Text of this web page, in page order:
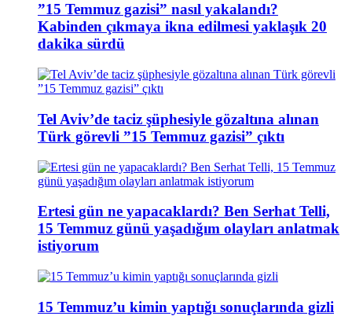
”15 Temmuz gazisi” nasıl yakalandı?
Kabinden çıkmaya ikna edilmesi yaklaşık 20
dakika sürdü
Tel Aviv’de taciz şüphesiyle gözaltına alınan
Türk görevli ”15 Temmuz gazisi” çıktı
Ertesi gün ne yapacaklardı? Ben Serhat Telli,
15 Temmuz günü yaşadığım olayları anlatmak
istiyorum
15 Temmuz’u kimin yaptığı sonuçlarında gizli